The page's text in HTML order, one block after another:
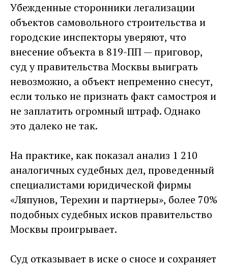
Убежденные сторонники легализации
объектов самовольного строительства и
городские инспекторы уверяют, что
внесение объекта в 819-ПП — приговор,
суд у правительства Москвы выиграть
невозможно, а объект непременно снесут,
если только не признать факт самостроя и
не заплатить огромный штраф. Однако
это далеко не так.
На практике, как показал анализ 1 210
аналогичных судебных дел, проведенный
специалистами юридической фирмы
«Ляпунов, Терехин и партнеры», более 70%
подобных судебных исков правительство
Москвы проигрывает.
Суд отказывает в иске о сносе и сохраняет